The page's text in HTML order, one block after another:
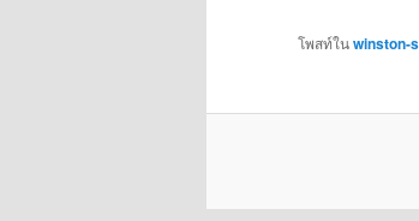
โพสท์ในwinston-